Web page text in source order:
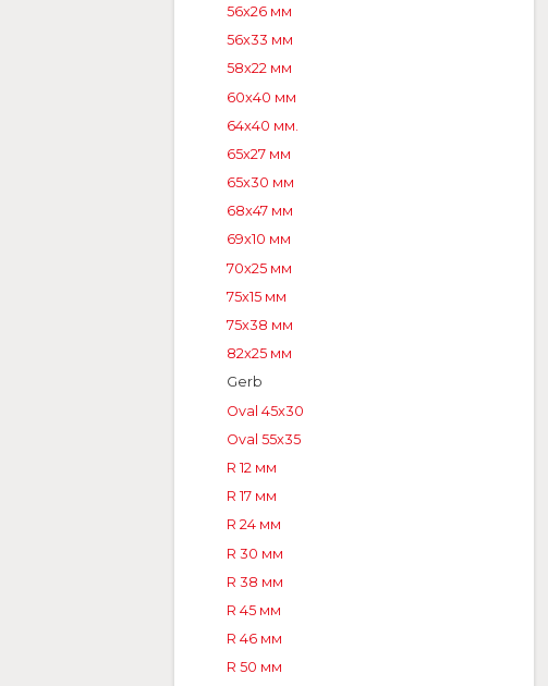
56x26 мм
56x33 мм
58x22 мм
60x40 мм
64x40 мм.
65x27 мм
65x30 мм
68x47 мм
69x10 мм
70x25 мм
75x15 мм
75x38 мм
82x25 мм
Gerb
Oval 45x30
Oval 55x35
R 12 мм
R 17 мм
R 24 мм
R 30 мм
R 38 мм
R 45 мм
R 46 мм
R 50 мм